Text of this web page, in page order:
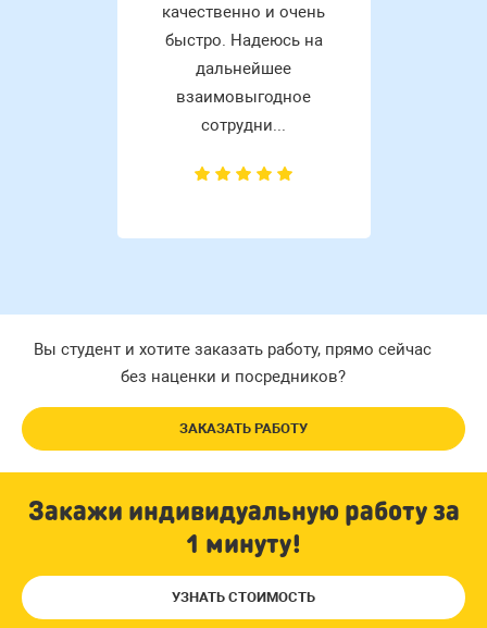
качественно и очень
быстро. Надеюсь на
дальнейшее
взаимовыгодное
сотрудни...
Вы студент и хотите заказать работу, прямо сейчас
без наценки и посредников?
ЗАКАЗАТЬ РАБОТУ
Закажи индивидуальную работу за
1 минуту!
УЗНАТЬ СТОИМОСТЬ